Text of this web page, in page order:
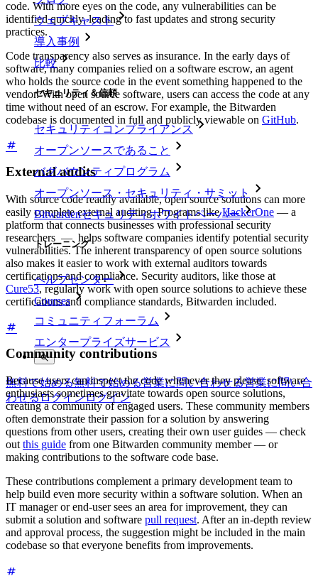
ウェブキャスト
導入事例
比較
セキュリティ＆信頼
セキュリティコンプライアンス
オープンソースであること
バグバウンティプログラム
オープンソース・セキュリティ・サミット
Bitwardenセキュリティホワイトペーパー
トレーニング
ヘルプセンター
Courses
コミュニティフォーラム
エンタープライズサービス
無料で始める無料で始める営業に問い合わせる営業に問い合
わせるログインログイン
code. With more eyes on the code, any vulnerabilities can be
identified quickly, leading to fast updates and strong security
practices.
Code transparency also serves as insurance. In the early days of
software, many companies relied on a software escrow, an agent
who holds the source code in the event something happened to the
vendor. With open source software, users can access the code at any
time without need of an escrow. For example, the Bitwarden
codebase is documented in full and publicly viewable on GitHub.
External audits
With source code readily available, open source solutions can more
easily complete external auditing. Programs likeHackerOne — a
platform that connects businesses with professional security
researchers — helps software companies identify potential security
vulnerabilities. The inherent transparency of open source solutions
also makes it easier to work with external auditors towards
certifications and compliance. Security auditors, like those at
Cure53, regularly work with open source solutions to achieve these
certifications and compliance standards, Bitwarden included.
Community contributions
Because users can inspect the code whenever they please, software
enthusiasts sometimes gravitate towards open source solutions,
creating a community of engaged users. These community members
often demonstrate their passion for a solution by answering
questions from other users, creating their own user guides — check
out this guide from one Bitwarden community member — or
making contributions to the software code base.
These contributions complement a primary development team to
help build even more security within a software solution. When an
IT manager or end-user sees an area for improvement, they can
submit a solution and software pull request. After an in-depth review
and approval process, the suggestion might be included in the main
codebase so that everyone benefits from improvements.